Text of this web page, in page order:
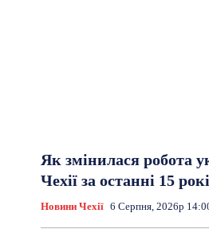
Як змінилася робота
Чехії за останні 15
Новини Чехії 6 Серпня, 2026р